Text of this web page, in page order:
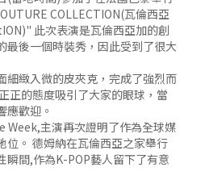
COLLECTION(瓦倫西亞
此次表演是瓦倫西亞加的創
最後一個時裝秀，因此受到了很大
細緻入微的皮夾克，完成了強烈而
正的態度吸引了大家的眼球，當
應歡迎。
Week,主演再次證明了作為全球媒
位。 德姆納在瓦倫西亞之家舉行
瞬間,作為K-POP藝人留下了有意